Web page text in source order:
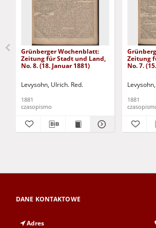
Grünberger Wochenblatt:
Zeitung für Stadt und Land,
No. 8. (18. Januar 1881)
Levysohn, Ulrich. Red.
1881
czasopismo
Zeitung
No. 7.
1881
DANE KONTAKTOWE
Adres